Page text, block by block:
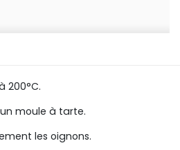
200°C.
moule à tarte.
les oignons.